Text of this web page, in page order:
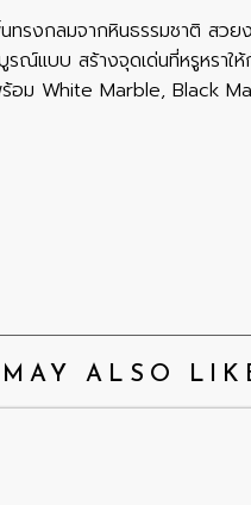
รงกลมจากหินธรรมชาติ สวย
รณ์แบบ สร้างจุดเด่นที่หรูหราใ
อม White Marble, Black
ALSO